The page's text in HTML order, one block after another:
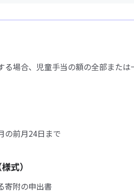
る場合、児童手当の額の全部また
の前月24日まで
式）
寄附の申出書